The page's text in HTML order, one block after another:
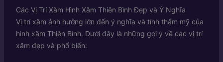
Các Vị Trí Xăm Hình Xăm Thiên Bình Đẹp và Ý Nghĩa
Vị trí xăm ảnh hưởng lớn đến ý nghĩa và tính thẩm mỹ của
hình xăm Thiên Bình. Dưới đây là những gợi ý về các vị trí
xăm đẹp và phổ biến: